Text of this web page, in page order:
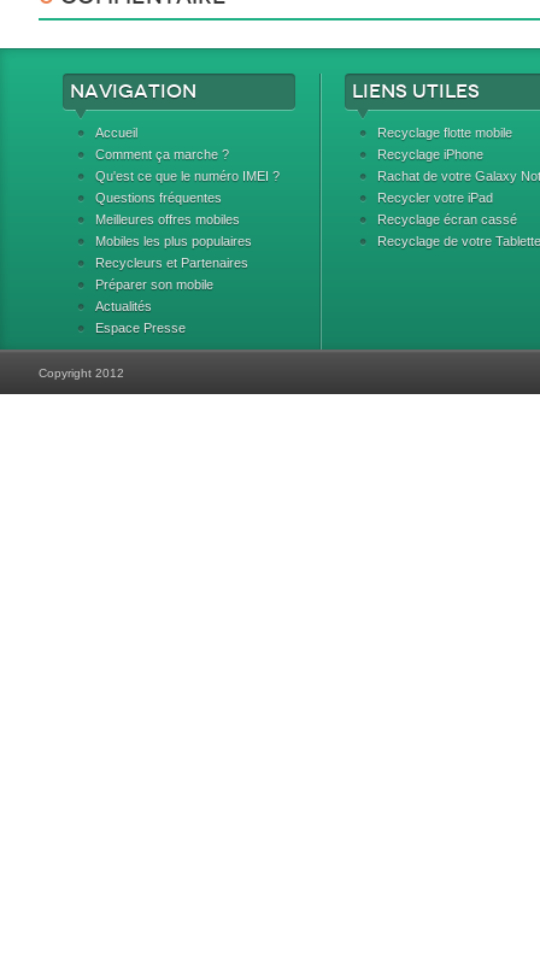
Navigation
Accueil
Comment ça marche ?
Qu'est ce que le numéro IMEI ?
Questions fréquentes
Meilleures offres mobiles
Mobiles les plus populaires
Recycleurs et Partenaires
Préparer son mobile
Actualités
Espace Presse
Liens utiles
Recyclage flotte mobile
Recyclage iPhone
Rachat de votre Galaxy
Recycler votre iPad
Recyclage écran cassé
Recyclage de votre Tablette
Copyright 2012